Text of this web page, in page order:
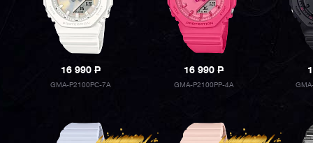
16 990P
GMA-P2100PC-7A
16 990P
GMA-P2100PP-4A